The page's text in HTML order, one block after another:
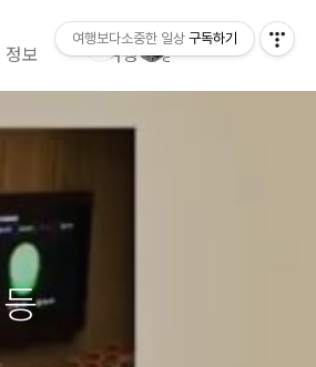
보 여행 영상정보( 유투브)
여행보다소중한 일상 구독하기